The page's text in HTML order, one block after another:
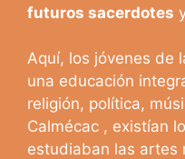
futuros sacerdotes
Aquí, los jóvenes de
una educación
religión, política,
Calmécac , existían
estudiaban las artes